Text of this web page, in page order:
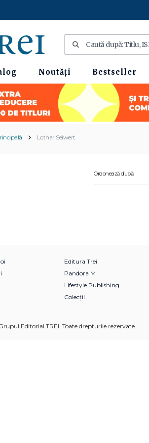
Noutăți Bestseller
Lothar Seiwert
Ordonează după:
Editura Trei
Pandora M
Lifestyle Publishing
Colecții
Editorial TREI. Toate drepturile rezervate.